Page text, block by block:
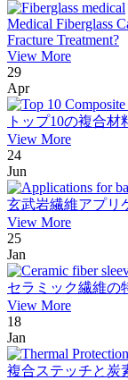
Medical Fiberglass
Fracture Treatment?
View More
29
Apr
トップ10の複合
View More
24
Jun
玄武岩繊維アプリ
View More
25
Jan
セラミック繊維の
View More
18
Jan
複合ステッチと炭